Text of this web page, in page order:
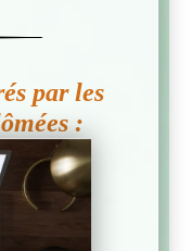
par les
: